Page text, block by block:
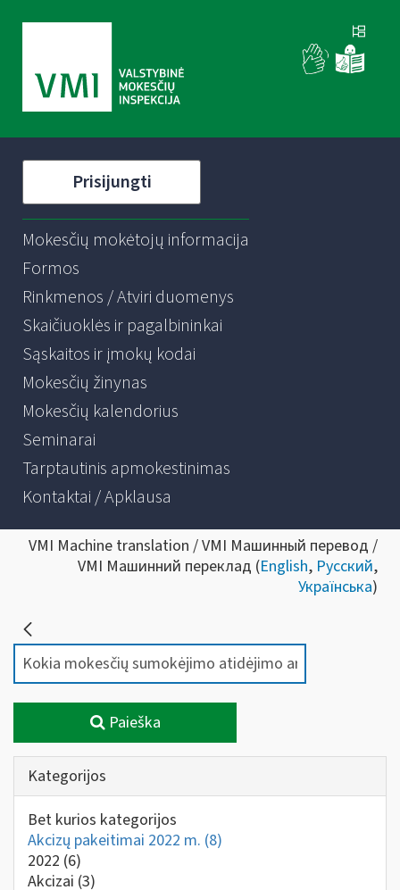
Prisijungti
Mokesčių mokėtojų informacija
Formos
Rinkmenos / Atviri duomenys
Skaičiuoklės ir pagalbininkai
Sąskaitos ir įmokų kodai
Mokesčių žinynas
Mokesčių kalendorius
Seminarai
Tarptautinis apmokestinimas
Kontaktai / Apklausa
VMI Machine translation / VMI Машинный перевод /
VMI Машинний переклад (English, Русский,
Українська)
Paieška
Kategorijos
Bet kurios kategorijos
Akcizų pakeitimai 2022 m. (8)
2022 (6)
Akcizai (3)